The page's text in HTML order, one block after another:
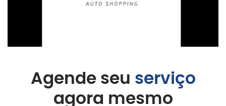
Agende seu serviço
agora mesmo